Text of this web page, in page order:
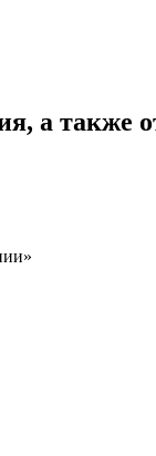
а также